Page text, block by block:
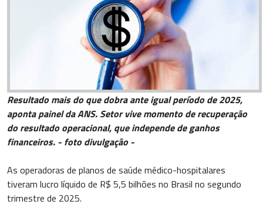
Resultado mais do que dobra ante igual período de 2025,
aponta painel da ANS. Setor vive momento de recuperação
do resultado operacional, que independe de ganhos
financeiros. - foto divulgação -
As operadoras de planos de saúde médico-hospitalares
tiveram lucro líquido de R$ 5,5 bilhões no Brasil no segundo
trimestre de 2025.